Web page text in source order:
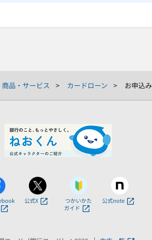
商品・サービス カードローン お申込み
公式X
つかいかた
ガイド
公式note